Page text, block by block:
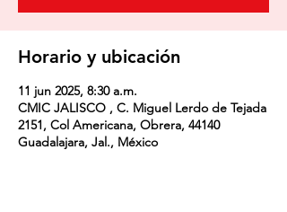
Horario y ubicación
11 jun 2025, 8:30 a.m.
CMIC JALISCO , C. Miguel Lerdo de Tejada
2151, Col Americana, Obrera, 44140
Guadalajara, Jal., México